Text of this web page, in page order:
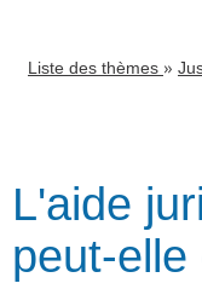
Liste des thèmes »
L'aide
peut-